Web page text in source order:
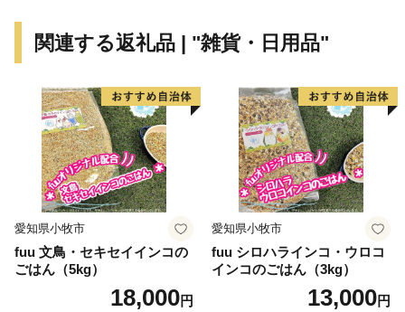
関連する返礼品 | "雑貨・日用品"
愛知県小牧市
fuu 文鳥・セキセイインコの
ごはん（5kg）
18,000円
愛知県小牧市
fuu シロハラインコ・ウロコ
インコのごはん（3kg）
13,000円